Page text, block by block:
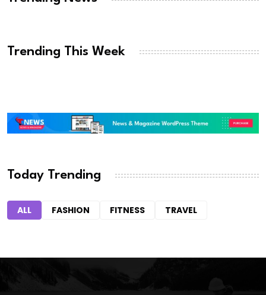
Trending This Week
Today Trending
ALL FASHION FITNESS TRAVEL